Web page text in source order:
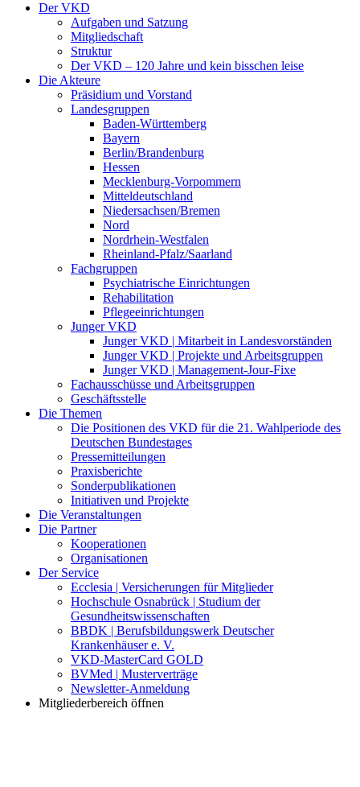
Der VKD
Aufgaben und Satzung
Mitgliedschaft
Struktur
Der VKD – 120 Jahre und kein bisschen leise
Die Akteure
Präsidium und Vorstand
Landesgruppen
Baden-Württemberg
Bayern
Berlin/Brandenburg
Hessen
Mecklenburg-Vorpommern
Mitteldeutschland
Niedersachsen/Bremen
Nord
Nordrhein-Westfalen
Rheinland-Pfalz/Saarland
Fachgruppen
Psychiatrische Einrichtungen
Rehabilitation
Pflegeeinrichtungen
Junger VKD
Junger VKD | Mitarbeit in Landesvorständen
Junger VKD | Projekte und Arbeitsgruppen
Junger VKD | Management-Jour-Fixe
Fachausschüsse und Arbeitsgruppen
Geschäftsstelle
Die Themen
Die Positionen des VKD für die 21. Wahlperiode des
Deutschen Bundestages
Pressemitteilungen
Praxisberichte
Sonderpublikationen
Initiativen und Projekte
Die Veranstaltungen
Die Partner
Kooperationen
Organisationen
Der Service
Ecclesia | Versicherungen für Mitglieder
Hochschule Osnabrück | Studium der
Gesundheitswissenschaften
BBDK | Berufsbildungswerk Deutscher
Krankenhäuser e. V.
VKD-MasterCard GOLD
BVMed | Musterverträge
Newsletter-Anmeldung
Mitgliederbereich öffnen